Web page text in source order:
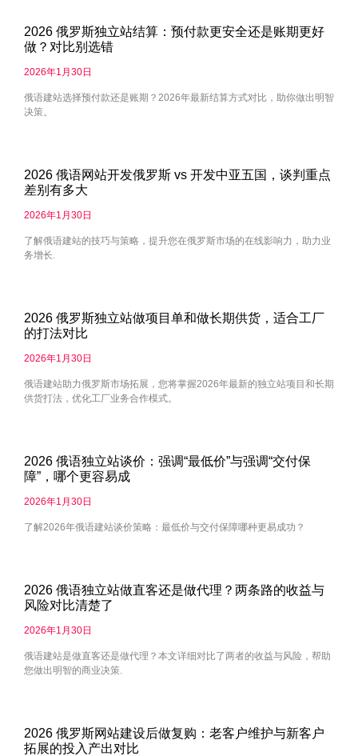
2026 俄罗斯独立站结算：预付款更安全还是账期更好
做？对比别选错
2026年1月30日
俄语建站选择预付款还是账期？2026年最新结算方式对比，助你做出明智
决策。
2026 俄语网站开发俄罗斯 vs 开发中亚五国，谈判重点
差别有多大
2026年1月30日
了解俄语建站的技巧与策略，提升您在俄罗斯市场的在线影响力，助力业
务增长.
2026 俄罗斯独立站做项目单和做长期供货，适合工厂
的打法对比
2026年1月30日
俄语建站助力俄罗斯市场拓展，您将掌握2026年最新的独立站项目和长期
供货打法，优化工厂业务合作模式。
2026 俄语独立站谈价：强调“最低价”与强调“交付保
障”，哪个更容易成
2026年1月30日
了解2026年俄语建站谈价策略：最低价与交付保障哪种更易成功？
2026 俄语独立站做直客还是做代理？两条路的收益与
风险对比清楚了
2026年1月30日
俄语建站是做直客还是做代理？本文详细对比了两者的收益与风险，帮助
您做出明智的商业决策.
2026 俄罗斯网站建设后做复购：老客户维护与新客户
拓展的投入产出对比